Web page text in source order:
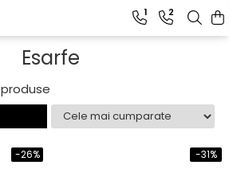
1 2
Esarfe
produse
-26% -31%